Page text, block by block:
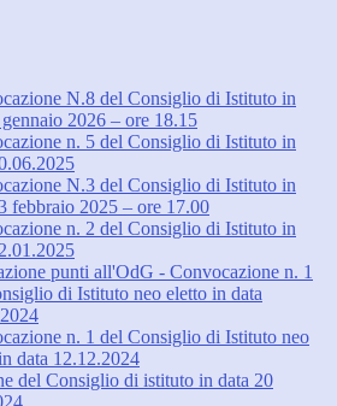
N.8 del Consiglio di Istituto in
2026 – ore 18.15
n. 5 del Consiglio di Istituto in
N.3 del Consiglio di Istituto in
febbraio 2025 – ore 17.00
n. 2 del Consiglio di Istituto in
punti all'OdG - Convocazione n. 1
di Istituto neo eletto in data
n. 1 del Consiglio di Istituto neo
data 12.12.2024
del Consiglio di istituto in data 20